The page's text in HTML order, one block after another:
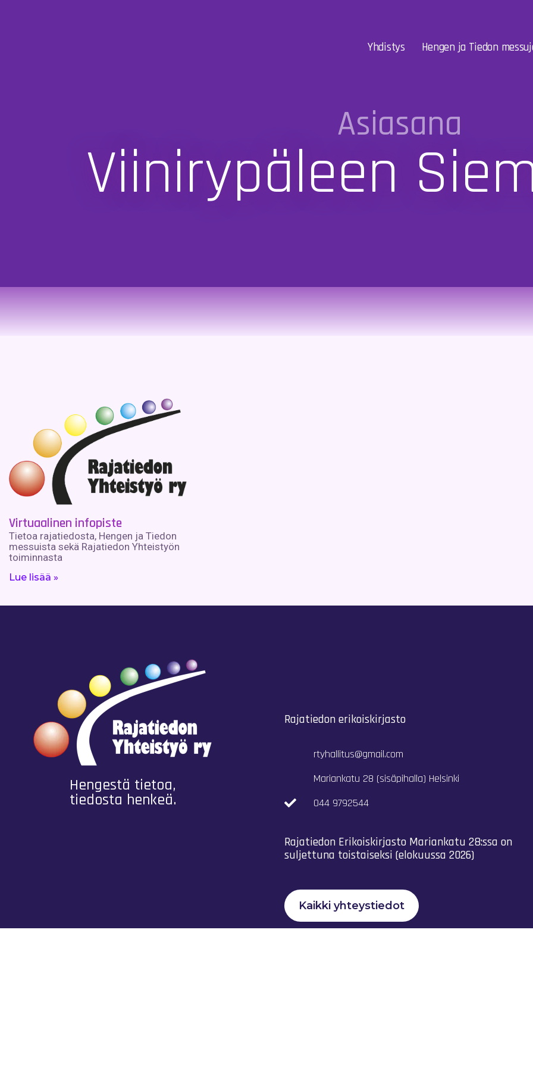
Yhdistys Hengen ja Tiedon
Asiasana
Viinirypäleen
Virtuaalinen infopiste
Tietoa rajatiedosta, Hengen ja Tiedon
messuista sekä Rajatiedon Yhteistyön
toiminnasta
Lue lisää »
Hengestä tietoa,
tiedosta henkeä.
Rajatiedon erikoiskirjasto
rtyhallitus@gmail.com
Mariankatu 28 (sisäpihalla) Helsinki
044 9792544
Rajatiedon Erikoiskirjasto Mariankatu 28:ssa on
suljettuna toistaiseksi (elokuussa 2026)
Kaikki yhteystiedot